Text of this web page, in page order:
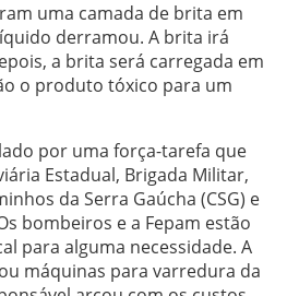
uma camada de brita em
derramou. A brita irá
a brita será carregada em
o produto tóxico para um
por uma força-tarefa que
Estadual, Brigada Militar,
da Serra Gaúcha (CSG) e
bombeiros e a Fepam estão
para alguma necessidade. A
máquinas para varredura da